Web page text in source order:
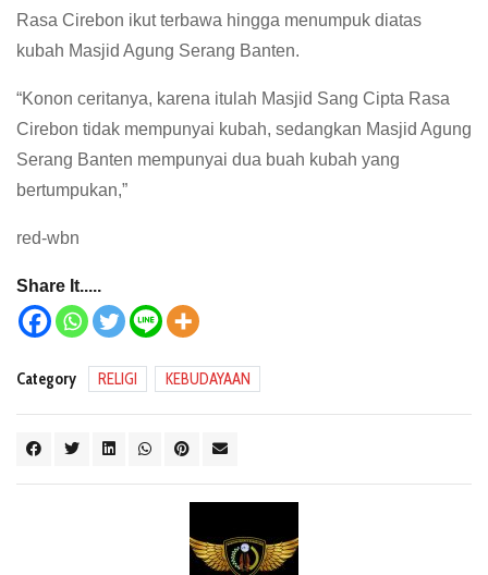
Rasa Cirebon ikut terbawa hingga menumpuk diatas
kubah Masjid Agung Serang Banten.
“Konon ceritanya, karena itulah Masjid Sang Cipta Rasa
Cirebon tidak mempunyai kubah, sedangkan Masjid Agung
Serang Banten mempunyai dua buah kubah yang
bertumpukan,”
red-wbn
Share It.....
Category RELIGI KEBUDAYAAN